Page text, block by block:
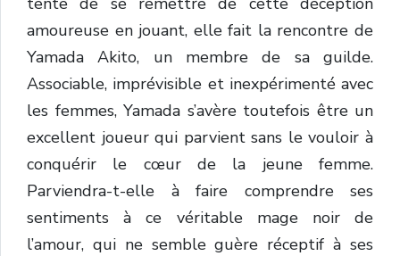
amoureuse en jouant, elle fait la rencontre de
Yamada Akito, un membre de sa guilde.
Associable, imprévisible et inexpérimenté avec
les femmes, Yamada s’avère toutefois être un
excellent joueur qui parvient sans le vouloir à
conquérir le cœur de la jeune femme.
Parviendra-t-elle à faire comprendre ses
sentiments à ce véritable mage noir de
l’amour, qui ne semble guère réceptif à ses